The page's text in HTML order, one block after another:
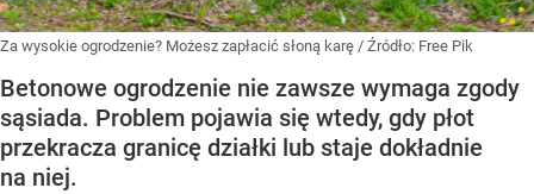
Za wysokie ogrodzenie? Możesz zapłacić słoną karę / Źródło: Free Pik
Betonowe ogrodzenie nie zawsze wymaga zgody
sąsiada. Problem pojawia się wtedy, gdy płot
przekracza granicę działki lub staje dokładnie
na niej.